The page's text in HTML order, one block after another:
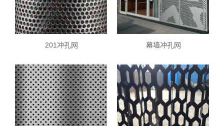
201冲孔网 幕墙冲孔网